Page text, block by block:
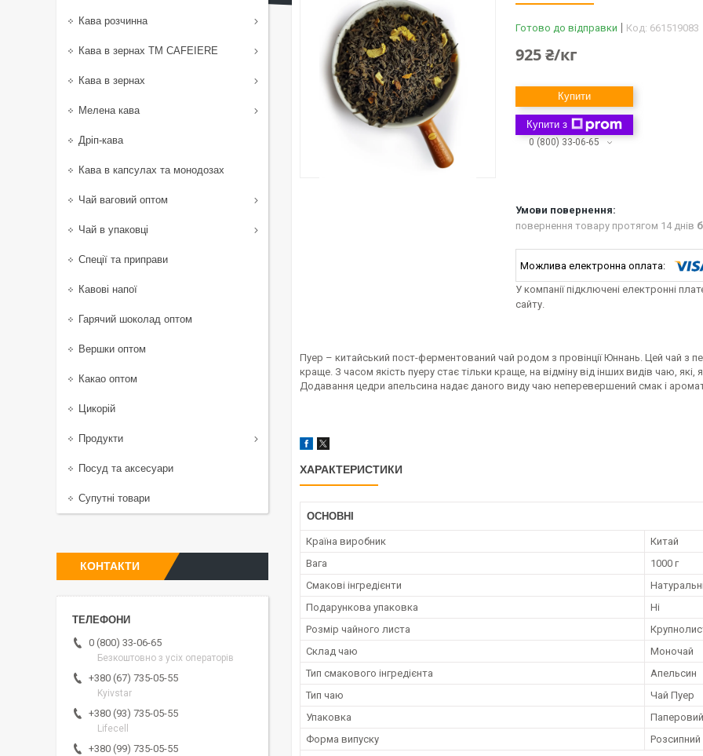
Готово до відправки Код: 661519083
925 ₴/кг
Купити
Купити з
0 (800) 33-06-65
повернення товару протягом 14 днів
У компанії підключені електронні
сайту.
Пуер – китайський пост-ферментований чай родом з провінції Юннань. Цей чай
краще. З часом якість пуеру стає тільки краще, на відміну від інших видів чаю,
Додавання цедри апельсина надає даного виду чаю неперевершений смак і
ХАРАКТЕРИСТИКИ
ОСНОВНІ
Країна виробник
Китай
Вага
1000 г
Смакові інгредієнти
Натуральні
Подарункова упаковка
Ні
Розмір чайного листа
Склад чаю
Моночай
Тип смакового інгредієнта
Апельсин
Тип чаю
Чай Пуер
Упаковка
Форма випуску
Розсипний
Кава розчинна
Кава в зернах TM CAFEIERE
Кава в зернах
Мелена кава
Дріп-кава
Кава в капсулах та монодозах
Чай ваговий оптом
Чай в упаковці
Спеції та приправи
Кавові напої
Гарячий шоколад оптом
Вершки оптом
Какао оптом
Цикорій
Продукти
Посуд та аксесуари
Супутні товари
КОНТАКТИ
0 (800) 33-06-65
Безкоштовно з усіх операторів
+380 (67) 735-05-55
Kyivstar
+380 (93) 735-05-55
Lifecell
+380 (99) 735-05-55